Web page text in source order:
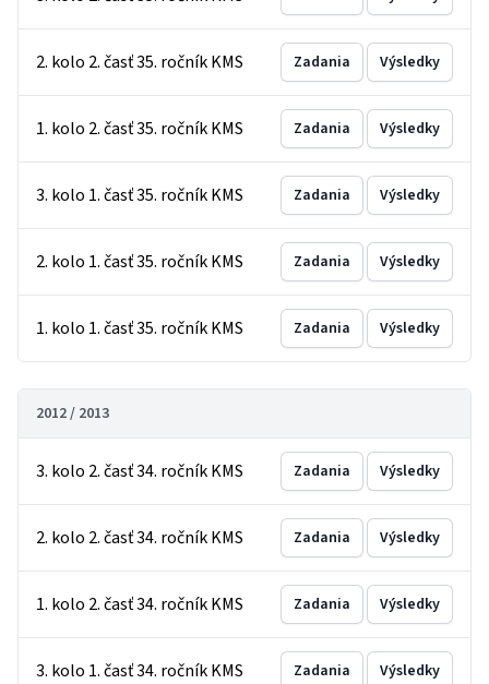
2. kolo 2. časť 35. ročník KMS Zadania Výsledky
1. kolo 2. časť 35. ročník KMS Zadania Výsledky
3. kolo 1. časť 35. ročník KMS Zadania Výsledky
2. kolo 1. časť 35. ročník KMS Zadania Výsledky
1. kolo 1. časť 35. ročník KMS Zadania Výsledky
2012 / 2013
3. kolo 2. časť 34. ročník KMS Zadania Výsledky
2. kolo 2. časť 34. ročník KMS Zadania Výsledky
1. kolo 2. časť 34. ročník KMS Zadania Výsledky
3. kolo 1. časť 34. ročník KMS Zadania Výsledky